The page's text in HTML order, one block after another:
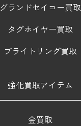
グランドセイコー買取
タグホイヤー買取
ブライトリング買取
強化買取アイテム
金買取